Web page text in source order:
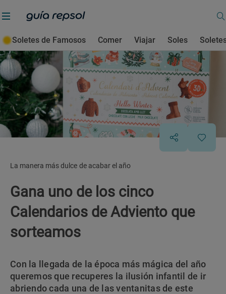
Soletes de Famosos Comer Viajar Soles
La manera más dulce de acabar el año
Gana uno de los cinco
Calendarios de Adviento que
sorteamos
Con la llegada de la época más mágica del año
queremos que recuperes la ilusión infantil de ir
abriendo cada una de las ventanitas de este